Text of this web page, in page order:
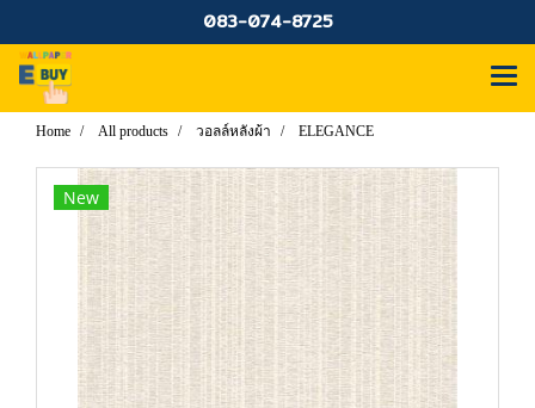
083-074-8725
Home All products วอลล์หลังผ้า ELEGANCE
New